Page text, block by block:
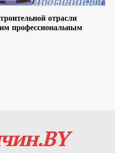
отрасли
профессиональным